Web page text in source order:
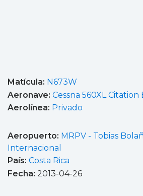
Matícula: N673W
Aeronave: Cessna 560XL Citation
Aerolínea: Privado
Aeropuerto: MRPV - Tobias
Internacional
País: Costa Rica
Fecha: 2013-04-26